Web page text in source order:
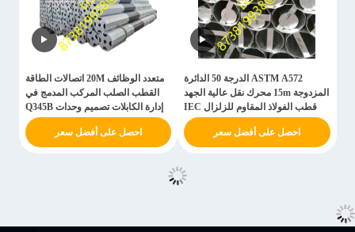
ASTM A572 الدرجة 50 الدائرة
المزدوجة 15m محرك نقل عالية الجهد
قطب الفولاذ المقاوم للزلزال IEC
60826
احصل على أفضل سعر
متعدد الوظائف 20M اتصالات الطاقة
القطب الصلب المركب المدمج في
إدارة الكابلات تصميم وحدات Q345B
احصل على أفضل سعر